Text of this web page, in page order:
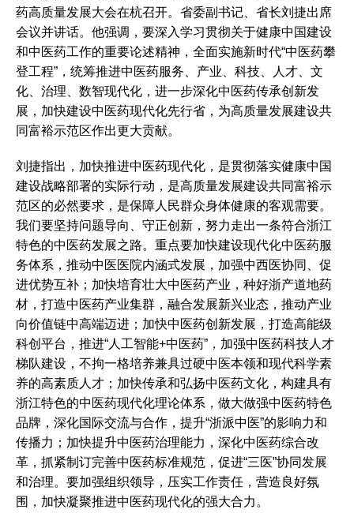
药高质量发展大会在杭召开。省委副书记、省长刘捷出席
会议并讲话。他强调，要深入学习贯彻关于健康中国建设
和中医药工作的重要论述精神，全面实施新时代“中医药攀
登工程”，统筹推进中医药服务、产业、科技、人才、文
化、治理、数智现代化，进一步深化中医药传承创新发
展，加快建设中医药现代化先行省，为高质量发展建设共
同富裕示范区作出更大贡献。
刘捷指出，加快推进中医药现代化，是贯彻落实健康中国
建设战略部署的实际行动，是高质量发展建设共同富裕示
范区的必然要求，是保障人民群众身体健康的客观需要。
我们要坚持问题导向、守正创新，努力走出一条符合浙江
特色的中医药发展之路。重点要加快建设现代化中医药服
务体系，推动中医医院内涵式发展，加强中西医协同、促
进优势互补；加快培育壮大中医药产业，种好浙产道地药
材，打造中医药产业集群，融合发展新兴业态，推动产业
向价值链中高端迈进；加快中医药创新发展，打造高能级
科创平台，推进“人工智能+中医药”，加强中医药科技人才
梯队建设，不拘一格培养兼具过硬中医本领和现代科学素
养的高素质人才；加快传承和弘扬中医药文化，构建具有
浙江特色的中医药现代化理论体系，做大做强中医药特色
品牌，深化国际交流与合作，提升“浙派中医”的影响力和
传播力；加快提升中医药治理能力，深化中医药综合改
革，抓紧制订完善中医药标准规范，促进“三医”协同发展
和治理。要加强组织领导，压实工作责任，营造良好氛
围，加快凝聚推进中医药现代化的强大合力。